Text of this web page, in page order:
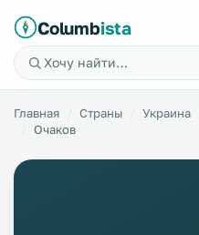
Columbista
Главная Страны Украина
Очаков